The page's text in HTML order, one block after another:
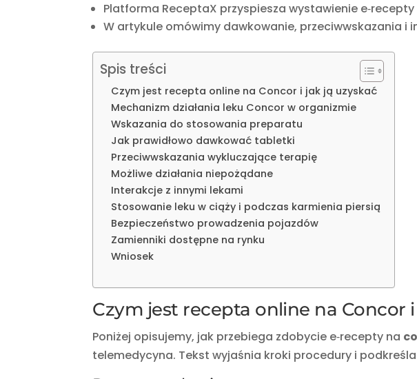
Platforma ReceptaX przyspiesza wystawienie e‑recepty
W artykule omówimy dawkowanie, przeciwwskazania i
Spis treści
Czym jest recepta online na Concor i jak ją uzyskać
Mechanizm działania leku Concor w organizmie
Wskazania do stosowania preparatu
Jak prawidłowo dawkować tabletki
Przeciwwskazania wykluczające terapię
Możliwe działania niepożądane
Interakcje z innymi lekami
Stosowanie leku w ciąży i podczas karmienia piersią
Bezpieczeństwo prowadzenia pojazdów
Zamienniki dostępne na rynku
Wniosek
Czym jest recepta online na Concor
Poniżej opisujemy, jak przebiega zdobycie e‑recepty na
telemedycyna. Tekst wyjaśnia kroki procedury i